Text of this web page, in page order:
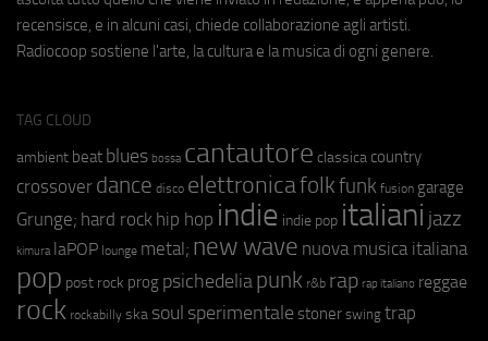
recensisce, e in alcuni casi, chiede collaborazione agli artisti.
Radiocoop sostiene l'arte, la cultura e la musica di ogni genere.
TAG CLOUD
ambient beat blues bossa cantautore classica country
crossover dance disco elettronicafolkfunk fusion garage
Grunge; hard rock hip hop indie indie pop italiani jazz
kimura laPOP lounge metal; new wave nuova musica italiana
pop post rock prog psichedeliapunk r&b rap rap italiano reggae
rock rockabilly ska soul sperimentale stoner swing trap